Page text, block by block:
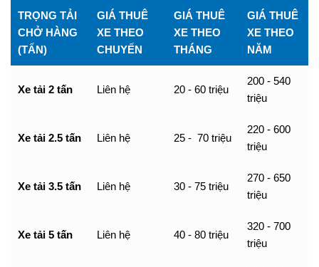
TRỌNG TẢI
CHỞ HÀNG
(TẤN)
GIÁ THUÊ
XE THEO
CHUYẾN
GIÁ THUÊ
XE THEO
THÁNG
GIÁ THUÊ
XE THEO
NĂM
Xe tải 2 tấn Liên hệ 20 - 60 triệu
200 - 540
triệu
Xe tải 2.5 tấn Liên hệ 25 - 70 triệu
220 - 600
triệu
Xe tải 3.5 tấn Liên hệ 30 - 75 triệu
270 - 650
triệu
Xe tải 5 tấn Liên hệ 40 - 80 triệu
320 - 700
triệu